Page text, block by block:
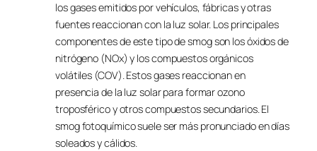
los gases emitidos por vehículos, fábricas y otras
fuentes reaccionan con la luz solar. Los principales
componentes de este tipo de smog son los óxidos de
nitrógeno (NOx) y los compuestos orgánicos
volátiles (COV). Estos gases reaccionan en
presencia de la luz solar para formar ozono
troposférico y otros compuestos secundarios. El
smog fotoquímico suele ser más pronunciado en días
soleados y cálidos.